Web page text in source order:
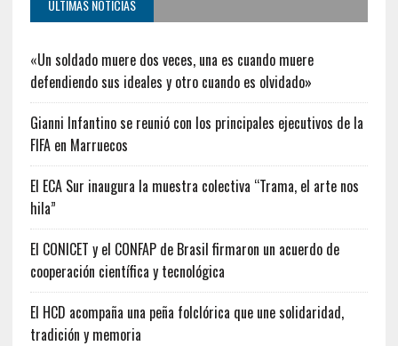
ÚLTIMAS NOTICIAS
«Un soldado muere dos veces, una es cuando muere
defendiendo sus ideales y otro cuando es olvidado»
Gianni Infantino se reunió con los principales ejecutivos de la
FIFA en Marruecos
El ECA Sur inaugura la muestra colectiva “Trama, el arte nos
hila”
El CONICET y el CONFAP de Brasil firmaron un acuerdo de
cooperación científica y tecnológica
El HCD acompaña una peña folclórica que une solidaridad,
tradición y memoria